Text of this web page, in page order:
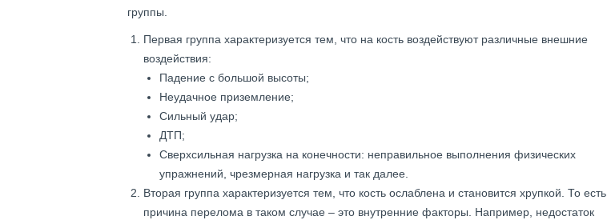
группы.
Первая группа характеризуется тем, что на кость воздействуют различные внешние
воздействия:
Падение с большой высоты;
Неудачное приземление;
Сильный удар;
ДТП;
Сверхсильная нагрузка на конечности: неправильное выполнения физических
упражнений, чрезмерная нагрузка и так далее.
Вторая группа характеризуется тем, что кость ослаблена и становится хрупкой. То есть
причина перелома в таком случае – это внутренние факторы. Например, недостаток